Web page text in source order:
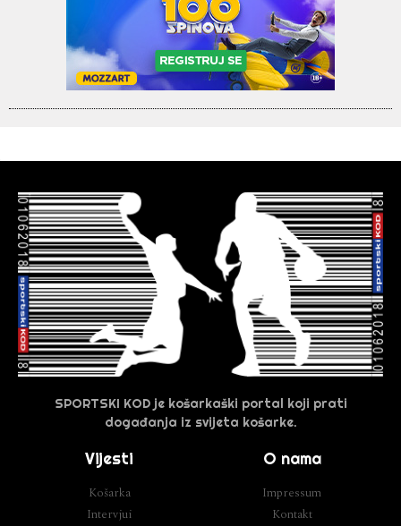
SPORTSKI KOD je košarkaški portal koji prati
događanja iz svijeta košarke.
Vijesti
Košarka
Intervjui
O nama
Impressum
Kontakt